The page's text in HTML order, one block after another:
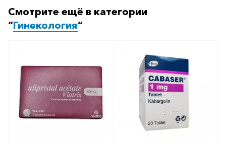
Смотрите ещё в категории
“Гинекология”